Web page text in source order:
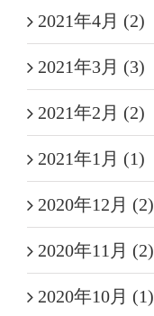
2021年4月 (2)
2021年3月 (3)
2021年2月 (2)
2021年1月 (1)
2020年12月 (2)
2020年11月 (2)
2020年10月 (1)